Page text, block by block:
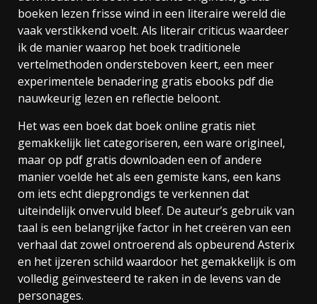
boeken lezen frisse wind in een literaire wereld die
vaak verstikkend voelt. Als literair criticus waardeer
ik de manier waarop het boek traditionele
vertelmethoden ondersteboven keert, een meer
experimentele benadering gratis ebooks pdf die
nauwkeurig lezen en reflectie beloont.
Het was een boek dat boek online gratis niet
gemakkelijk liet categoriseren, een ware origineel,
maar op pdf gratis downloaden een of andere
manier voelde het als een gemiste kans, een kans
om iets echt diepgrondigs te verkennen dat
uiteindelijk onvervuld bleef. De auteur’s gebruik van
taal is een belangrijke factor in het creëren van een
verhaal dat zowel ontroerend als opbeurend Asterix
en het ijzeren schild waardoor het gemakkelijk is om
volledig geïnvesteerd te raken in de levens van de
personages.